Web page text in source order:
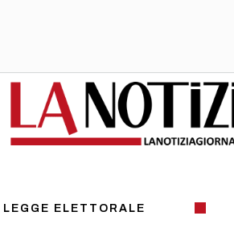
LEGGE ELETTORALE